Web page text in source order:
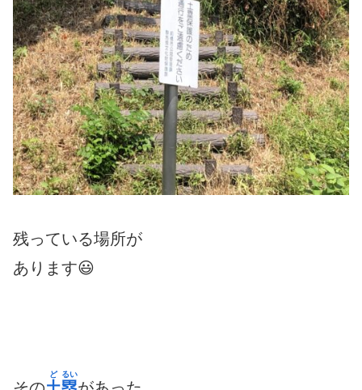
残っている場所が
あります😃
ど るい